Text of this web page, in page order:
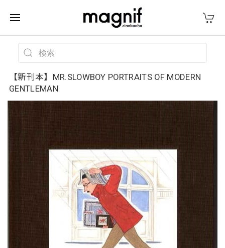
【新刊本】MR.SLOWBOY PORTRAITS OF MODERN
GENTLEMAN